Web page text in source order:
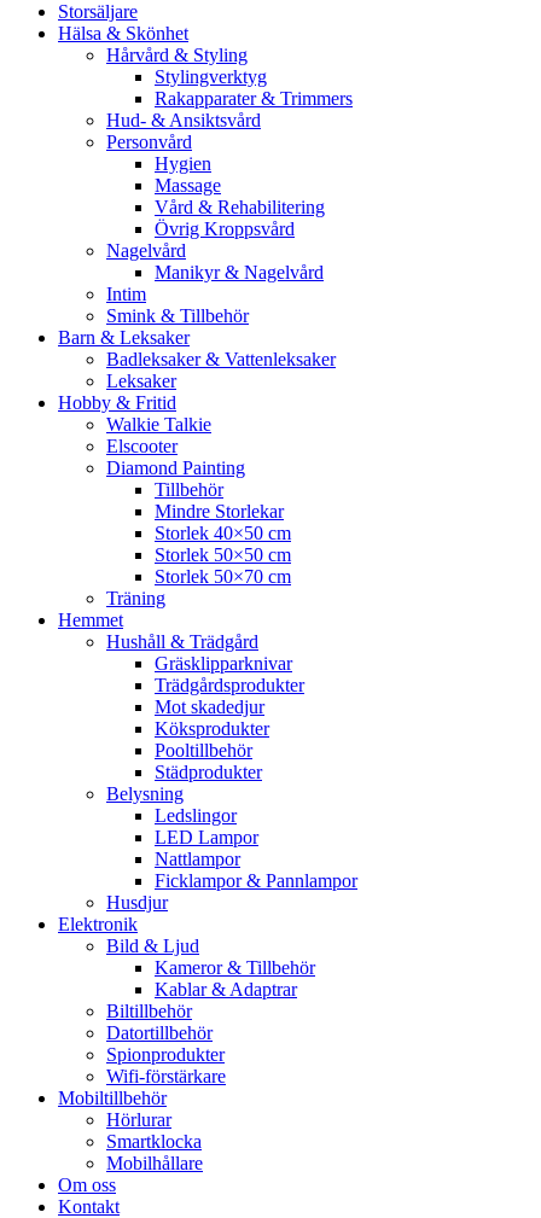
Storsäljare
Hälsa & Skönhet
Hårvård & Styling
Stylingverktyg
Rakapparater & Trimmers
Hud- & Ansiktsvård
Personvård
Hygien
Massage
Vård & Rehabilitering
Övrig Kroppsvård
Nagelvård
Manikyr & Nagelvård
Intim
Smink & Tillbehör
Barn & Leksaker
Badleksaker & Vattenleksaker
Leksaker
Hobby & Fritid
Walkie Talkie
Elscooter
Diamond Painting
Tillbehör
Mindre Storlekar
Storlek 40×50 cm
Storlek 50×50 cm
Storlek 50×70 cm
Träning
Hemmet
Hushåll & Trädgård
Gräsklipparknivar
Trädgårdsprodukter
Mot skadedjur
Köksprodukter
Pooltillbehör
Städprodukter
Belysning
Ledslingor
LED Lampor
Nattlampor
Ficklampor & Pannlampor
Husdjur
Elektronik
Bild & Ljud
Kameror & Tillbehör
Kablar & Adaptrar
Biltillbehör
Datortillbehör
Spionprodukter
Wifi-förstärkare
Mobiltillbehör
Hörlurar
Smartklocka
Mobilhållare
Om oss
Kontakt